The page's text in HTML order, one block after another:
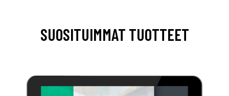
SUOSITUIMMAT TUOTTEET